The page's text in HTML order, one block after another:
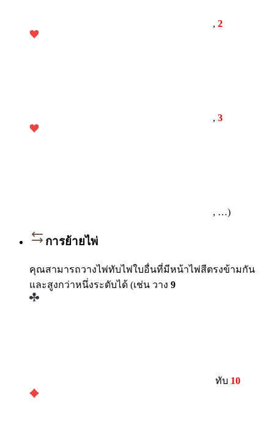
, 2
, 3
, …)
การย้ายไพ่
คุณสามารถวางไพ่ทับไพ่ใบอื่นที่มีหน้าไพ่สีตรงข้ามกัน
และสูงกว่าหนึ่งระดับได้ (เช่น วาง 9
ทับ 10